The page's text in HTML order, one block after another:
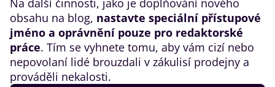
Na další činnosti, jako je doplňování nového
obsahu na blog, nastavte speciální přístupové
jméno a oprávnění pouze pro redaktorské
práce. Tím se vyhnete tomu, aby vám cizí nebo
nepovolaní lidé brouzdali v zákulisí prodejny a
prováděli nekalosti.